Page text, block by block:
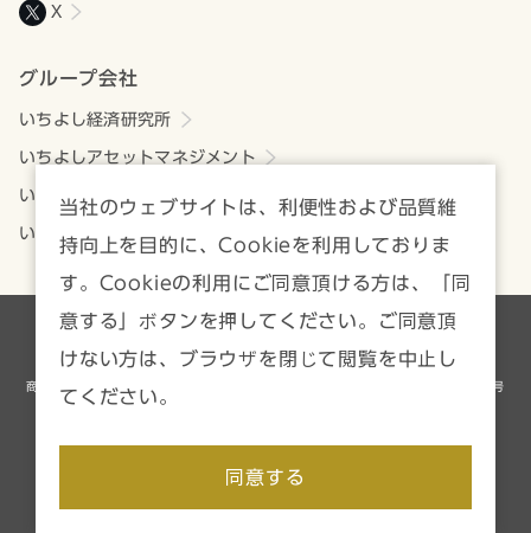
X
グループ会社
いちよし経済研究所
いちよしアセットマネジメント
いちよしビジネスサービス
いちよしIFA
各種方針・注意事項一覧 サイトマップ
商号等／いちよし証券株式会社 金融商品取引業者 関東財務局長（金商）第24号
当社のウェブサイトは、利便性および品質維
持向上を目的に、Cookieを利用しておりま
す。Cookieの利用にご同意頂ける方は、「同
意する」ボタンを押してください。ご同意頂
けない方は、ブラウザを閉じて閲覧を中止し
てください。
同意する